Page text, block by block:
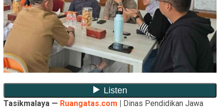
Tasikmalaya — Ruangatas.com | Dinas Pendidikan Jawa